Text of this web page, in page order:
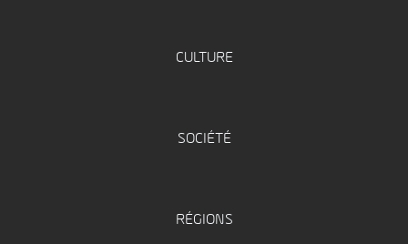
CULTURE
SOCIÉTÉ
RÉGIONS